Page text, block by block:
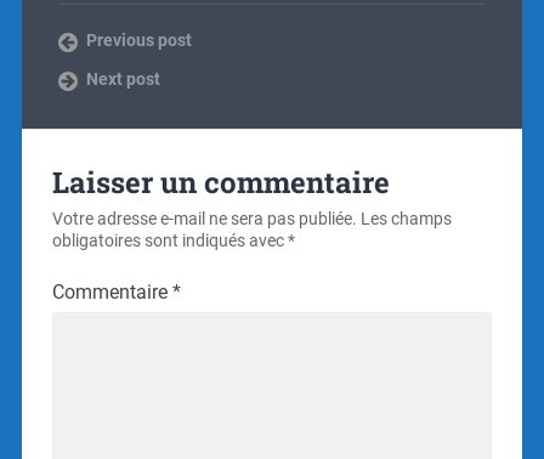
Previous post
Next post
Laisser un commentaire
Votre adresse e-mail ne sera pas publiée. Les champs
obligatoires sont indiqués avec*
Commentaire *